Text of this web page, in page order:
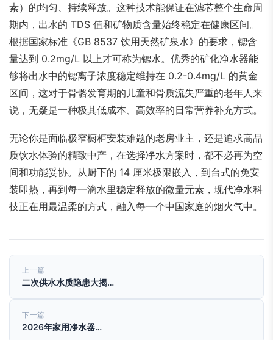
素）的均匀、持续释放。这种技术能保证在滤芯整个生命周
期内，出水的 TDS 值和矿物质含量始终稳定在健康区间。
根据国家标准《GB 8537 饮用天然矿泉水》的要求，锶含
量达到 0.2mg/L 以上才可称为锶水。优秀的矿化净水器能
够将出水中的锶离子浓度稳定维持在 0.2-0.4mg/L 的黄金
区间，这对于骨骼发育期的儿童和骨质流失严重的老年人来
说，无疑是一种极其低成本、高效率的日常营养补充方式。
无论你是面临极窄橱柜安装难题的老房业主，还是追求高品
质饮水体验的精致中产，在选择净水方案时，都不必再为空
间和功能妥协。从厨下的 14 厘米极限嵌入，到台式的免安
装即热，再到每一滴水里稳定释放的微量元素，现代净水科
技正在用最温柔的方式，融入每一个中国家庭的烟火气中。
上一篇
二次供水水质隐患大揭…
下一篇
2026年家用净水器…